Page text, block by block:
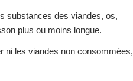
substances des viandes, os,
plus ou moins longue.
ni les viandes non consommées,